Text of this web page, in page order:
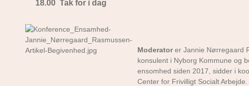
18.00 Tak for i dag
Moderatorer Jannie Nørregaard
konsulent i Nyborg Kommune og
ensomhed siden 2017, sidder i
Center for Frivilligt Socialt Arbejde.